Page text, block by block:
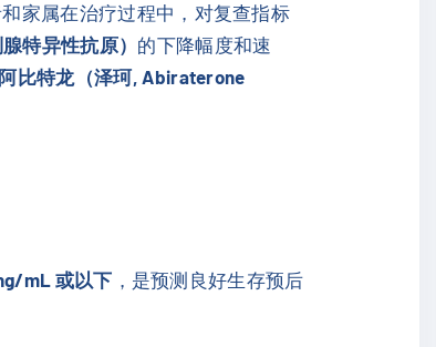
家属在治疗过程中，对复查指标
特异性抗原） 的下降幅度和速
比特龙（泽珂, Abiraterone
mL 或以下 ，是预测良好生存预后